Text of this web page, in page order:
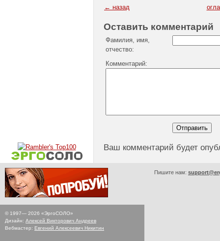
← назад
Оставить комментарий
Фамилия, имя,
отчество:
Комментарий:
Ваш комментарий будет
© 1997— 2026 «ЭргоСОЛО»
Дизайн: Алексей Викторович Андреев
Вебмастер: Евгений Алексеевич Никитин
Пишите нам: